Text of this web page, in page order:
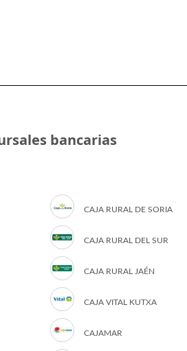
bancarias
CAJA RURAL DE SORIA
CAJA RURAL DEL SUR
CAJA RURAL JAÉN
CAJA VITAL KUTXA
CAJAMAR